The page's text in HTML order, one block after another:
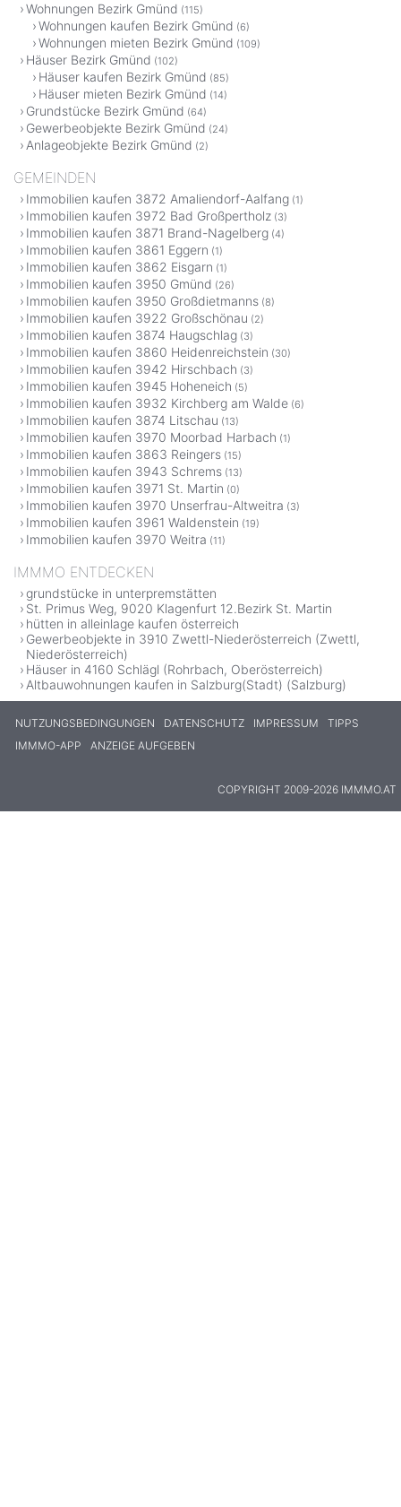
Wohnungen Bezirk Gmünd (115)
Wohnungen kaufen Bezirk Gmünd (6)
Wohnungen mieten Bezirk Gmünd (109)
Häuser Bezirk Gmünd (102)
Häuser kaufen Bezirk Gmünd (85)
Häuser mieten Bezirk Gmünd (14)
Grundstücke Bezirk Gmünd (64)
Gewerbeobjekte Bezirk Gmünd (24)
Anlageobjekte Bezirk Gmünd (2)
GEMEINDEN
Immobilien kaufen 3872 Amaliendorf-Aalfang (1)
Immobilien kaufen 3972 Bad Großpertholz (3)
Immobilien kaufen 3871 Brand-Nagelberg (4)
Immobilien kaufen 3861 Eggern (1)
Immobilien kaufen 3862 Eisgarn (1)
Immobilien kaufen 3950 Gmünd (26)
Immobilien kaufen 3950 Großdietmanns (8)
Immobilien kaufen 3922 Großschönau (2)
Immobilien kaufen 3874 Haugschlag (3)
Immobilien kaufen 3860 Heidenreichstein (30)
Immobilien kaufen 3942 Hirschbach (3)
Immobilien kaufen 3945 Hoheneich (5)
Immobilien kaufen 3932 Kirchberg am Walde (6)
Immobilien kaufen 3874 Litschau (13)
Immobilien kaufen 3970 Moorbad Harbach (1)
Immobilien kaufen 3863 Reingers (15)
Immobilien kaufen 3943 Schrems (13)
Immobilien kaufen 3971 St. Martin (0)
Immobilien kaufen 3970 Unserfrau-Altweitra (3)
Immobilien kaufen 3961 Waldenstein (19)
Immobilien kaufen 3970 Weitra (11)
IMMMO ENTDECKEN
grundstücke in unterpremstätten
St. Primus Weg, 9020 Klagenfurt 12.Bezirk St. Martin
hütten in alleinlage kaufen österreich
Gewerbeobjekte in 3910 Zwettl-Niederösterreich (Zwettl,
Niederösterreich)
Häuser in 4160 Schlägl (Rohrbach, Oberösterreich)
Altbauwohnungen kaufen in Salzburg(Stadt) (Salzburg)
NUTZUNGSBEDINGUNGEN DATENSCHUTZ IMPRESSUM
TIPPS
IMMMO-APP
ANZEIGE AUFGEBEN
COPYRIGHT 2009-2026 IMMMO.AT